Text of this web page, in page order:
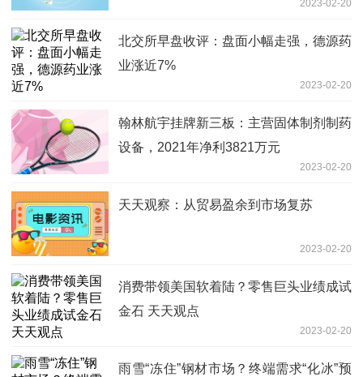
2023-02-20
北交所早盘收评：盘面小幅走强，德源药
业涨近7%
2023-02-20
翰林航宇挂牌新三板：主营固体制剂制药
设备，2021年净利3821万元
2023-02-20
天天观察：从贸易盈余到市场复苏
2023-02-20
消费带领美国软着陆？零售巨头业绩成试
金石 天天观点
2023-02-20
雨雪“冻住”钢材市场？终端需求“化冰”预